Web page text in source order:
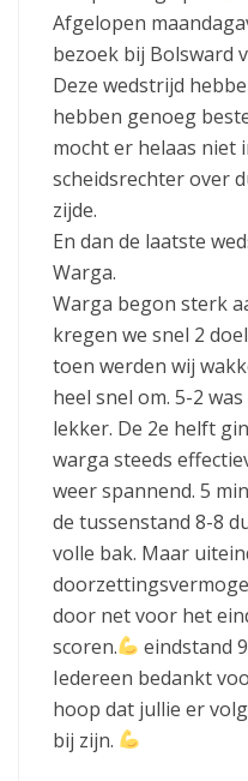
Afgelopen
bezoek bij Bolsward
Deze wedstrijd
hebben genoeg
mocht er helaas niet
scheidsrechter over
zijde.
En dan de laatste
Warga.
Warga begon sterk
kregen we snel 2
toen werden wij
heel snel om. 5-2
lekker. De 2e helft
warga steeds
weer spannend. 5
de tussenstand 8-8
volle bak. Maar
door net voor het
scoren.
eindstand
Iedereen bedankt
hoop dat jullie er
bij zijn.